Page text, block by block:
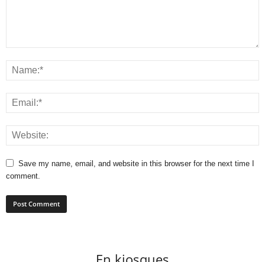
Save my name, email, and website in this browser for the next time I
comment.